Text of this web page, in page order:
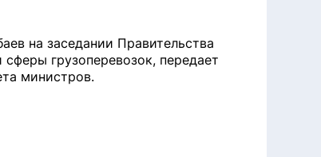
на заседании Правительства
грузоперевозок, передает
министров.